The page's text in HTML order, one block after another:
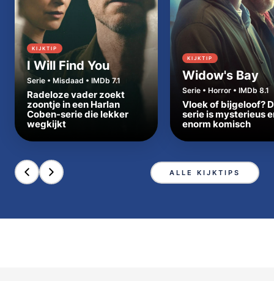
KIJKTIP
I Will Find You
Serie • Misdaad • IMDb 7.1
Radeloze vader zoekt
zoontje in een Harlan
Coben-serie die lekker
wegkijkt
KIJKTIP
Widow's Bay
Serie • Horror • IMDb 8.1
Vloek of bijgeloof?
serie is mysterieus
enorm komisch
ALLE KIJKTIPS